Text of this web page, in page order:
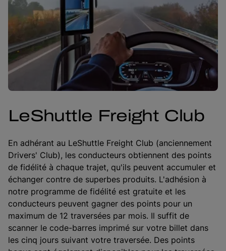
LeShuttle Freight Club
En adhérant au LeShuttle Freight Club (anciennement
Drivers' Club), les conducteurs obtiennent des points
de fidélité à chaque trajet, qu'ils peuvent accumuler et
échanger contre de superbes produits. L'adhésion à
notre programme de fidélité est gratuite et les
conducteurs peuvent gagner des points pour un
maximum de 12 traversées par mois. Il suffit de
scanner le code-barres imprimé sur votre billet dans
les cinq jours suivant votre traversée. Des points